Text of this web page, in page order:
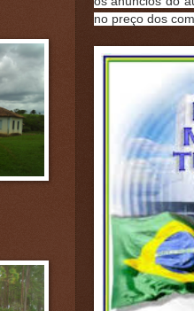
no preço dos